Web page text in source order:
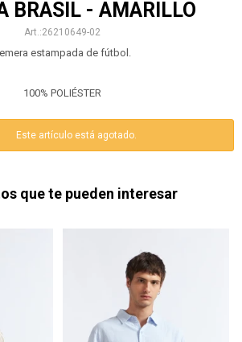
BRASIL - AMARILLO
26210649-02
estampada de fútbol.
100% POLIÉSTER
Este artículo está agotado.
que te pueden interesar